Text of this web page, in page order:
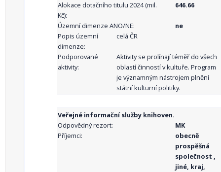
Alokace dotačního titulu 2024 (mil.
Kč):
646.66
Územní dimenze ANO/NE:
ne
Popis územní
dimenze:
celá ČR
Podporované
aktivity:
Aktivity se prolínají téměř do všech
oblastí činností v kultuře. Program
je významným nástrojem plnění
státní kulturní politiky.
Veřejné informační služby knihoven.
Odpovědný rezort:
MK
Příjemci:
obecně
prospěšná
společnost ,
jiné, kraj,